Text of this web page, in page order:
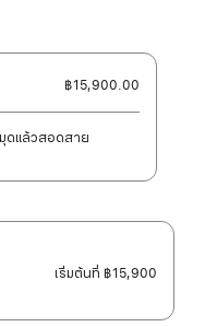
฿15,900.00
ดแล้วสอดสาย
เริ่มต้นที่ ฿15,900